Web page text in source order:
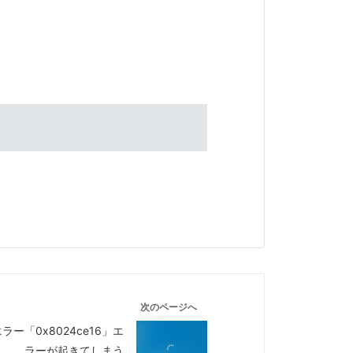
次のページへ
ラー「0x8024ce16」エ
ラーが起きてしまう